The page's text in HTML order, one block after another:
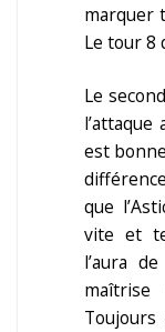
marquer
Le tour 8
Le
l’attaque
est
que
vite et
l’aura